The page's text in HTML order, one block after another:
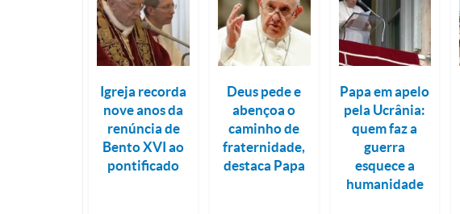
Igreja recorda
nove anos da
renúncia de
Bento XVI ao
pontificado
Deus pede e
abençoa o
caminho de
fraternidade,
destaca Papa
Papa em apelo
pela Ucrânia:
quem faz a
guerra
esquece a
humanidade